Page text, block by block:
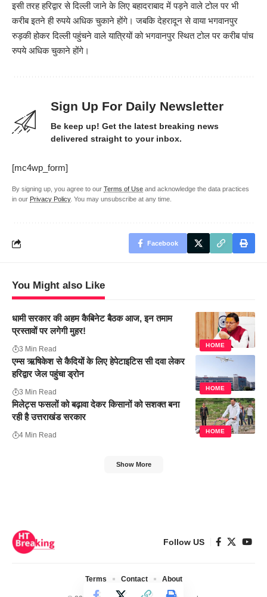
इसी तरह हरिद्वार से दिल्ली जाने के लिए बहादराबाद में पड़ने वाले टोल पर भी
करीब इतने ही रुपये अधिक चुकाने होंगे। जबकि देहरादून से वाया भगवानपुर
रुड़की होकर दिल्ली पहुंचने वाले यात्रियों को भगवानपुर स्थित टोल पर करीब पांच
रुपये अधिक चुकाने होंगे।
Sign Up For Daily Newsletter
Be keep up! Get the latest breaking news
delivered straight to your inbox.
[mc4wp_form]
By signing up, you agree to our Terms of Use and acknowledge the data practices
in our Privacy Policy. You may unsubscribe at any time.
Facebook
You Might also Like
HOME
धामी सरकार की अहम कैबिनेट बैठक आज, इन तमाम
प्रस्तावों पर लगेगी मुहर!
3 Min Read
HOME
एम्स ऋषिकेश से कैदियों के लिए हेपेटाइटिस सी दवा लेकर
हरिद्वार जेल पहुंचा ड्रोन
3 Min Read
HOME
मिलेट्स फसलों को बढ़ावा देकर किसानों को सशक्त बना
रही है उत्तराखंड सरकार
4 Min Read
Show More
Follow US
Terms Contact About